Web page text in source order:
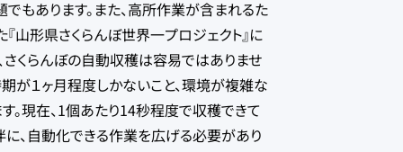
もあります。また、高所作業が含まれるた
山形県さくらんぼ世界一プロジェクト』に
さくらんぼの自動収穫は容易ではありませ
が１ヶ月程度しかないこと、環境が複雑な
。現在、1個あたり14秒程度で収穫できて
に、自動化できる作業を広げる必要があり